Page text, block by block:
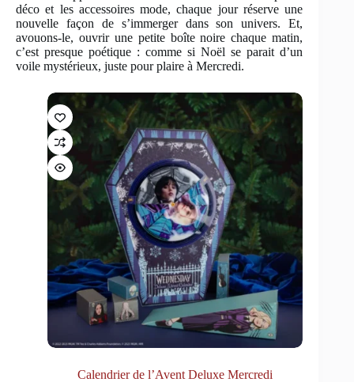
déco et les accessoires mode, chaque jour réserve une
nouvelle façon de s’immerger dans son univers. Et,
avouons-le, ouvrir une petite boîte noire chaque matin,
c’est presque poétique : comme si Noël se parait d’un
voile mystérieux, juste pour plaire à Mercredi.
Calendrier de l’Avent Deluxe Mercredi